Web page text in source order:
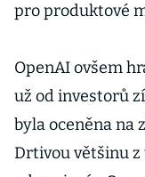
pro produktové
OpenAI ovšem
už od investorů
byla oceněna na
Drtivou většinu